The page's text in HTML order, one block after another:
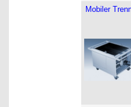
Mobiler